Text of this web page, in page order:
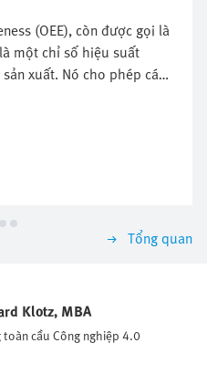
(OEE), còn được gọi là
một chỉ số hiệu suất
xuất. Nó cho phép các
suất, hiệu quả sản xuất
gì làm cho số liệu
Tổng quan
Klotz, MBA
cầu Công nghiệp 4.0